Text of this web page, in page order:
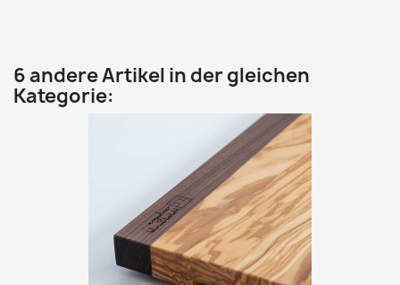
6 andere Artikel in der gleichen
Kategorie: